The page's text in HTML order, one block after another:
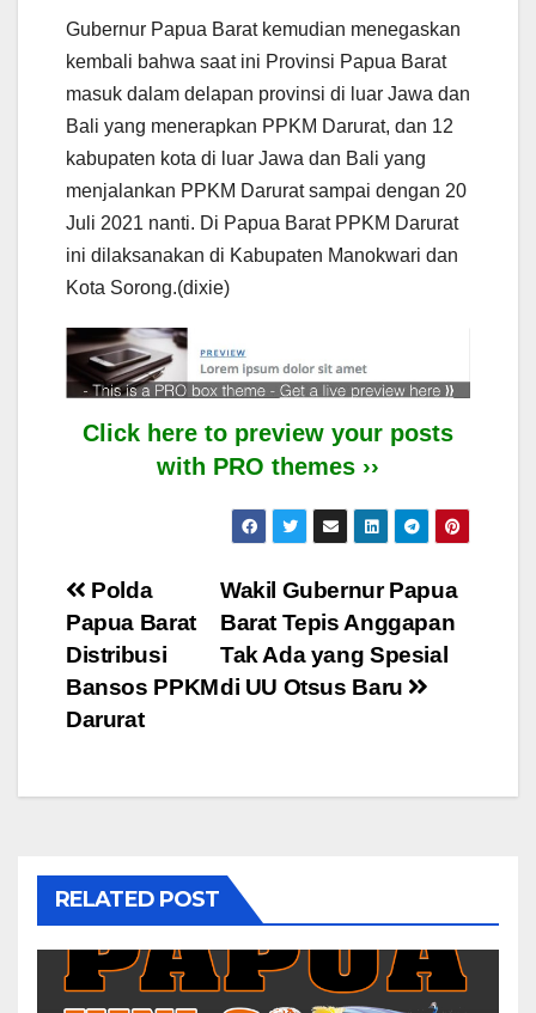
Gubernur Papua Barat kemudian menegaskan
kembali bahwa saat ini Provinsi Papua Barat
masuk dalam delapan provinsi di luar Jawa dan
Bali yang menerapkan PPKM Darurat, dan 12
kabupaten kota di luar Jawa dan Bali yang
menjalankan PPKM Darurat sampai dengan 20
Juli 2021 nanti. Di Papua Barat PPKM Darurat
ini dilaksanakan di Kabupaten Manokwari dan
Kota Sorong.(dixie)
Click here to preview your posts
with PRO themes ››
Post
navigation
Wakil Gubernur Papua
Barat Tepis Anggapan
Tak Ada yang Spesial
di UU Otsus Baru
Polda
Papua Barat
Distribusi
Bansos PPKM
Darurat
RELATED POST